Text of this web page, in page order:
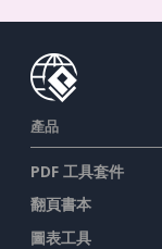
產品
PDF 工具套件
翻頁書本
圖表工具